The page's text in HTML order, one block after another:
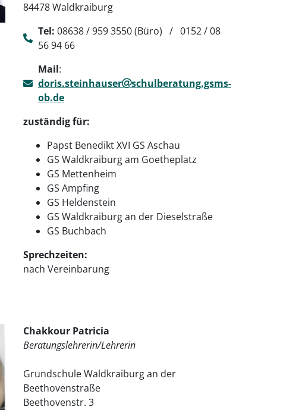
84478 Waldkraiburg
Tel: 08638 / 959 3550 (Büro) / 0152 / 08
56 94 66
Mail:
doris.steinhauser
schulberatung.gsms-
ob.de
zuständig für:
Papst Benedikt XVI GS Aschau
GS Waldkraiburg am Goetheplatz
GS Mettenheim
GS Ampfing
GS Heldenstein
GS Waldkraiburg an der Dieselstraße
GS Buchbach
Sprechzeiten:
nach Vereinbarung
Chakkour Patricia
Beratungslehrerin/Lehrerin
Grundschule Waldkraiburg an der
Beethovenstraße
Beethovenstr. 3